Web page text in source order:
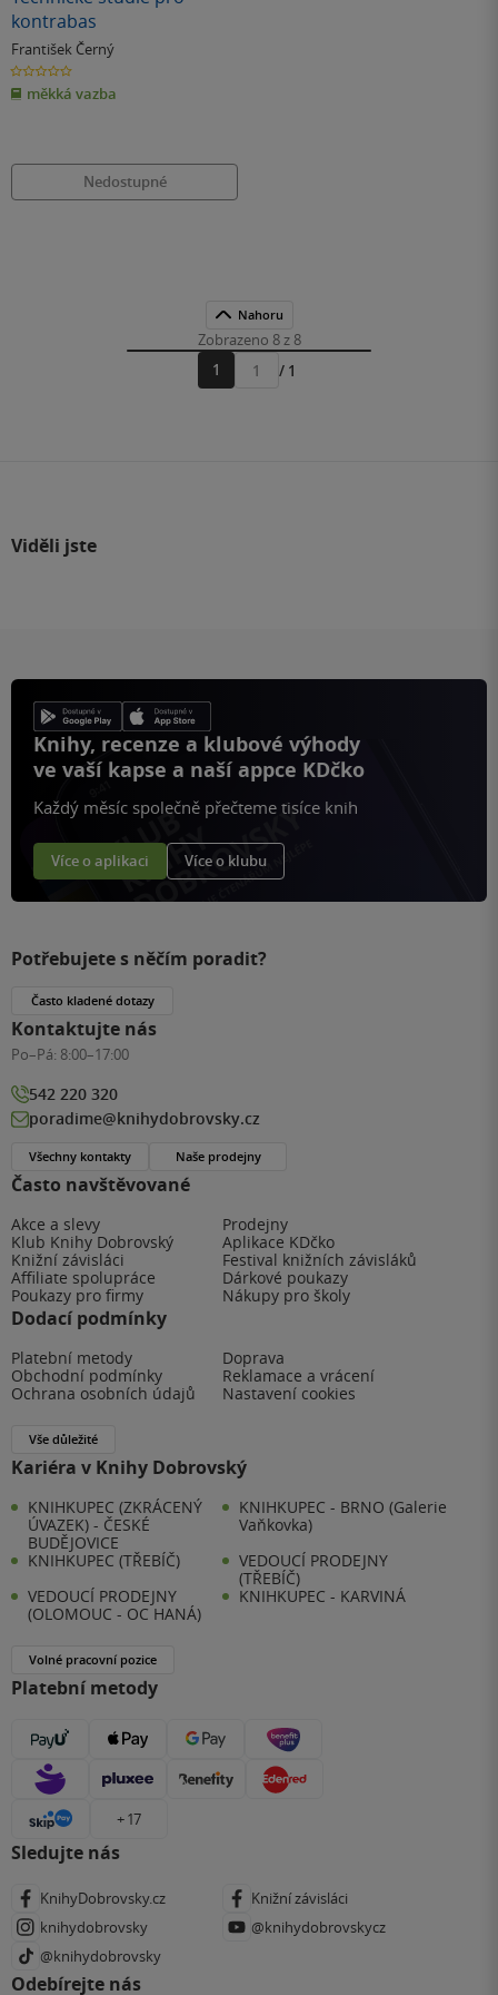
kontrabas
František Černý
0.0
z
5
hvězdiček
měkká vazba
Nedostupné
Nahoru
Zobrazeno 8 z 8
1
Přejít
/ 1
Viděli jste
Knihy, recenze a klubové výhody
ve vaší kapse a naší appce KDčko
Každý měsíc společně přečteme tisíce knih
Více o aplikaci Více o klubu
Často navštěvované
Akce a slevy
Prodejny
Klub Knihy Dobrovský
Aplikace KDčko
Knižní závisláci
Festival knižních závisláků
Affiliate spolupráce
Dárkové poukazy
Poukazy pro firmy
Nákupy pro školy
Dodací podmínky
Platební metody
Doprava
Obchodní podmínky
Reklamace a vrácení
Ochrana osobních údajů
Nastavení cookies
Vše důležité
Kariéra v Knihy Dobrovský
KNIHKUPEC (ZKRÁCENÝ
ÚVAZEK) - ČESKÉ
BUDĚJOVICE
KNIHKUPEC - BRNO (Galerie
Vaňkovka)
KNIHKUPEC (TŘEBÍČ)
VEDOUCÍ PRODEJNY
(TŘEBÍČ)
VEDOUCÍ PRODEJNY
(OLOMOUC - OC HANÁ)
KNIHKUPEC - KARVINÁ
Volné pracovní pozice
Platební metody
+ 17
Sledujte nás
KnihyDobrovsky.cz
Knižní závisláci
knihydobrovsky
@knihydobrovskycz
@knihydobrovsky
Odebírejte nás
Potřebujete s něčím poradit?
Často kladené dotazy
Kontaktujte nás
Po–Pá: 8:00–17:00
542 220 320
poradime@knihydobrovsky.cz
Všechny kontakty Naše prodejny